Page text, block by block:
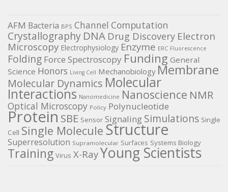
AFM Bacteria BPS Channel Computation
Crystallography DNA Drug Discovery Electron
Microscopy Electrophysiology Enzyme ERC Fluorescence
Folding Force Spectroscopy Funding General
Science Honors Living Cell Mechanobiology Membrane
Molecular Dynamics Molecular
Interactions Nanomedicine Nanoscience NMR
Optical Microscopy Policy Polynucleotide
Protein SBE Sensor Signaling Simulations Single
Cell Single Molecule Structure
Superresolution Supramolecular Surfaces Systems Biology
Training Virus X-RayYoung Scientists